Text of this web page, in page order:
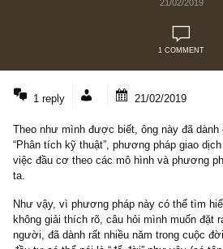
Hỏi về trường
1 reply 21/02/2019
Theo như mình được biết, ông này đã
việc đầu cơ theo các mô hình và
ta.